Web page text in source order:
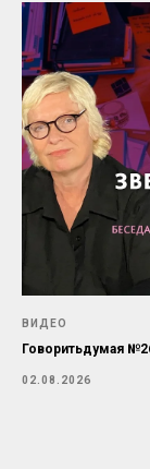
ВИДЕО
Говоритьдумая
02.08.2026